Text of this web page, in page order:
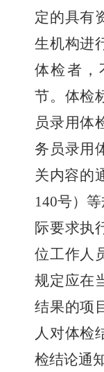
定的具有
生机构进
体检者，
节。体检
员录用体
务员录用
关内容的
140号）
际要求执
位工作人
规定应在
结果的项
人对体检
检结论通